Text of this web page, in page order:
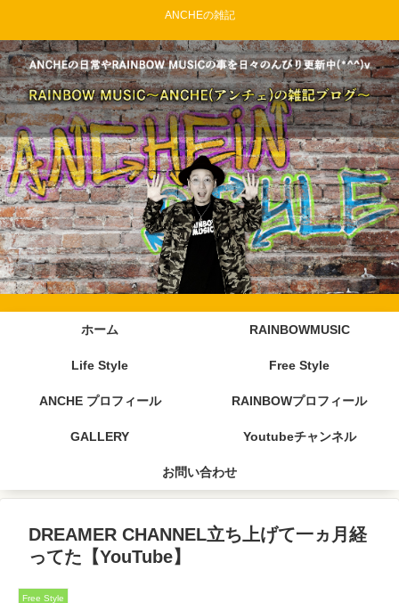
ANCHEの雑記
ホーム RAINBOWMUSIC
Life Style Free Style
ANCHE プロフィール RAINBOWプロフィール
GALLERY Youtubeチャンネル
お問い合わせ
DREAMER CHANNEL立ち上げて一ヵ月経
ってた【YouTube】
Free Style